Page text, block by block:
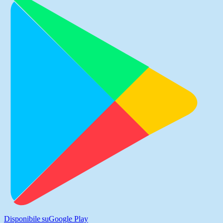
Disponibile suGoogle Play